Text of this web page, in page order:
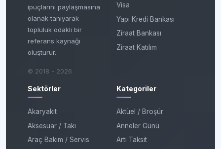
ipuçlarını paylaşmasına
olanak tanıyarak
topluluk odaklı bir
referans kaynağı
oluşturur.
© 2018 - 2026
Visa
Yapı Kredi Bankası
Ziraat Bankası
Ziraat Katılım
Sektörler
Akaryakıt
Aksesuar / Takı
Araç Bakım / Servis
Kategoriler
Aktüel / Broşür
Anneler Günü
Artı Taksit